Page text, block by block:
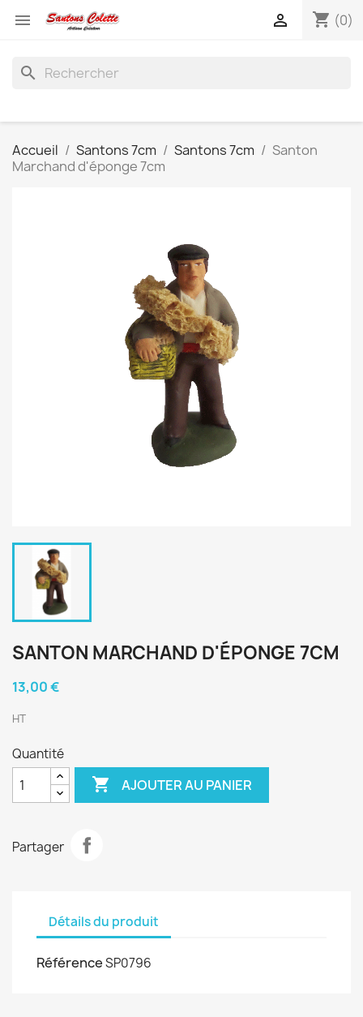
 shopping_cart (0)

search
Accueil Santons 7cm Santons 7cm
Santon
Marchand d'éponge 7cm
SANTON MARCHAND D'ÉPONGE 7CM
13,00 €
HT
Quantité
 AJOUTER AU PANIER
Partager
Détails du produit
RéférenceSP0796